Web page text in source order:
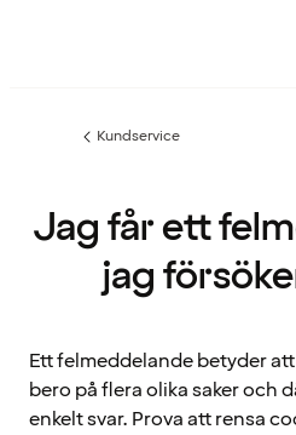
Föregående
Kundservice
Jag får ett
jag
Ett felmeddelande betyder
bero på flera olika saker och
enkelt svar. Prova att rensa